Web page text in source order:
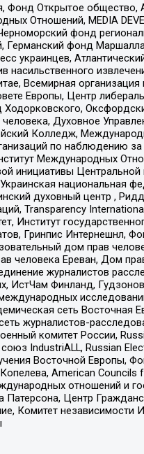
Фонд Открытое общество,
Отношений, MEDIA
фонд
фонд
украинцев,
Всемирная
Европы, Центр
Духовное
Колледж,
по наблюдению
Международных
инициативы
национальная
духовный центр ,
Transparеncy
Институт
Гринпис Интернешнл,
дом прав
человека Ереван, Дом
журналистов
ИстЧам Финланд,
сеть Восточная
журналистов-
комитет России,
IndustriALL, Russian
Восточной Европы,
American Councils
отношений и
Центр
Комитет независимости